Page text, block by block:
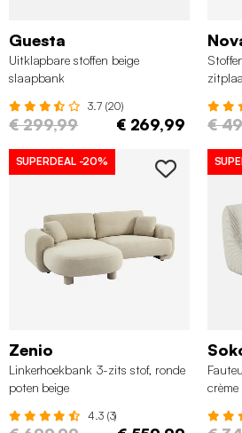
Guesta
Uitklapbare stoffen beige
slaapbank
3.7 (20)
€ 299,99 € 269,99 €
SUPERDEAL -20%
Zenio
Linkerhoekbank 3-zits stof, ronde
poten beige
4.3 (3)
crème